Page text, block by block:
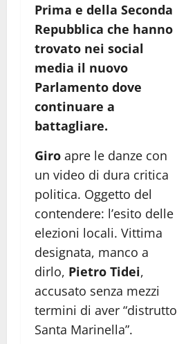
Prima e della Seconda
Repubblica che hanno
trovato nei social
media il nuovo
Parlamento dove
continuare a
battagliare.
Giro apre le danze con
un video di dura critica
politica. Oggetto del
contendere: l’esito delle
elezioni locali. Vittima
designata, manco a
dirlo, Pietro Tidei,
accusato senza mezzi
termini di aver “distrutto
Santa Marinella”.